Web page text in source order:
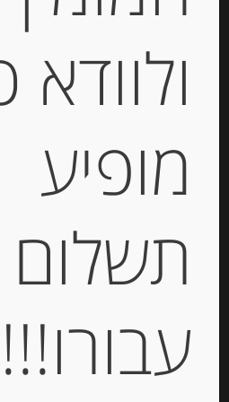
73.00
מחיר ל 100 גרם: 22.12 ש"ח
מחיר ל 100 גרם: 22.12 ש"ח
ולוודא
מופיע
תשלום